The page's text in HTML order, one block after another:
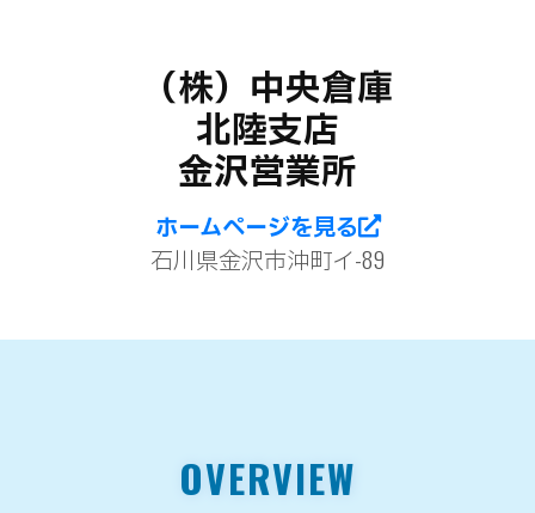
（株）中央倉庫
北陸支店
金沢営業所
ホームページを見る
石川県金沢市沖町イ-89
OVERVIEW